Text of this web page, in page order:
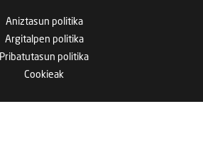
Aniztasun politika
Argitalpen politika
Pribatutasun politika
Cookieak